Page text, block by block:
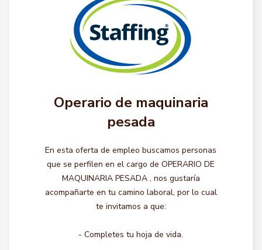
Operario de maquinaria
pesada
En esta oferta de empleo buscamos personas
que se perfilen en el cargo de OPERARIO DE
MAQUINARIA PESADA , nos gustaría
acompañarte en tu camino laboral, por lo cual
te invitamos a que:
- Completes tu hoja de vida.